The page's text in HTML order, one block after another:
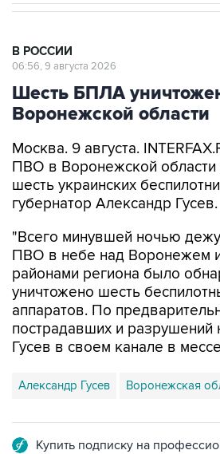
В РОССИИ
06:56, 9 августа 2026
Шесть БПЛА
Воронежской области
Москва. 9 августа.
ПВО в Воронежской области
шесть украинских
губернатор Александр Гусев.
"Всего минувшей ночью
ПВО в небе над Воронежем
районами региона было
уничтожено шесть
аппаратов. По
пострадавших и разрушений
Гусев в своем канале в
Александр Гусев Воронежская
Купить подписку на